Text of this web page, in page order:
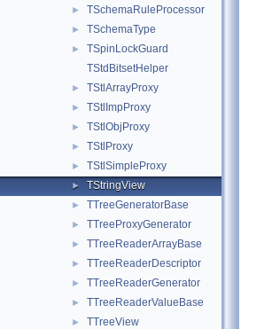
► TSchemaRuleProcessor
► TSchemaType
►
TSpinLockGuard
TStdBitsetHelper
► TStlArrayProxy
► TStlImpProxy
► TStlObjProxy
► TStlProxy
► TStlSimpleProxy
► TStringView
► TTreeGeneratorBase
► TTreeProxyGenerator
► TTreeReaderArrayBase
► TTreeReaderDescriptor
► TTreeReaderGenerator
► TTreeReaderValueBase
► TTreeView